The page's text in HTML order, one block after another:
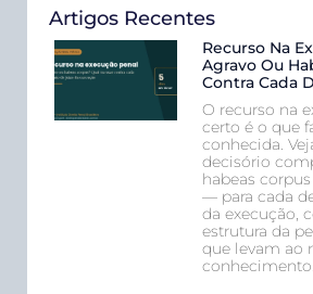
Artigos Recentes
Recurso Na
Agravo Ou
Contra Cada
O recurso na
certo é o que
conhecida.
decisório
habeas
— para cada
da execução,
estrutura da
que levam ao
conhecimento.